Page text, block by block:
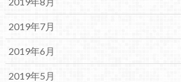
2019年7月
2019年6月
2019年5月